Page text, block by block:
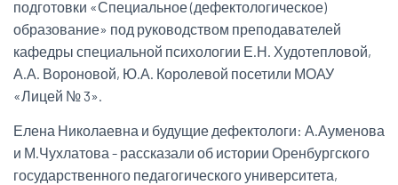
подготовки «Специальное (дефектологическое)
образование» под руководством преподавателей
кафедры специальной психологии Е.Н. Худотепловой,
А.А. Вороновой, Ю.А. Королевой посетили МОАУ
«Лицей № 3».
Елена Николаевна и будущие дефектологи: А.Ауменова
и М.Чухлатова - рассказали об истории Оренбургского
государственного педагогического университета,